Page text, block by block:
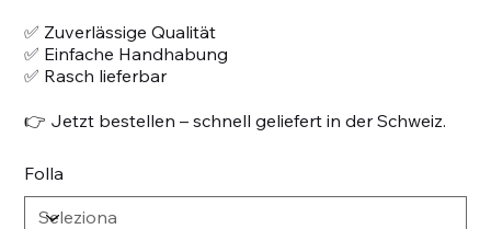
✅ Zuverlässige Qualität
✅ Einfache Handhabung
✅ Rasch lieferbar
👉 Jetzt bestellen – schnell geliefert in der Schweiz.
Folla